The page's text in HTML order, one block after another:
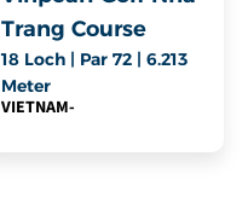
Trang Course
18 Loch | Par 72 | 6.213
Meter
VIETNAM-